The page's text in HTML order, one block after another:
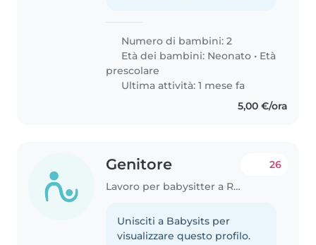
Numero di bambini: 2
Età dei bambini: Neonato • Età
prescolare
Ultima attività: 1 mese fa
5,00 €/ora
Genitore
Lavoro per babysitter a Roma
26
Unisciti a Babysits per
visualizzare questo profilo.